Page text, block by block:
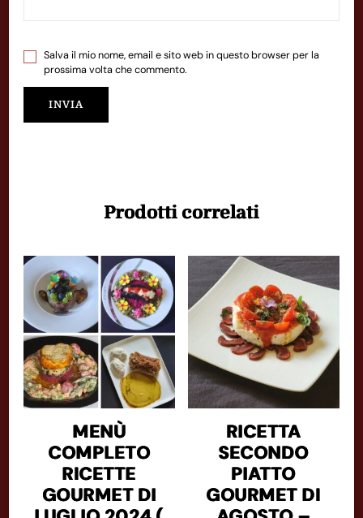
Salva il mio nome, email e sito web in questo browser per la
prossima volta che commento.
Prodotti correlati
MENÙ
COMPLETO
RICETTE
GOURMET DI
RICETTA
SECONDO
PIATTO
GOURMET DI